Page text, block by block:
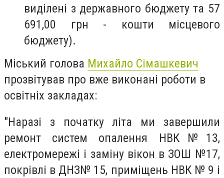
виділені з державного бюджету та 57
691,00 грн - кошти місцевого
бюджету).
Міський голова Михайло Сімашкевич
прозвітував про вже виконані роботи в
освітніх закладах:
"Наразі з початку літа ми завершили
ремонт систем опалення НВК№13,
електромережі і заміну вікон в ЗОШ №17,
покрівлі в ДНЗ№ 15, приміщень НВК № 9 і